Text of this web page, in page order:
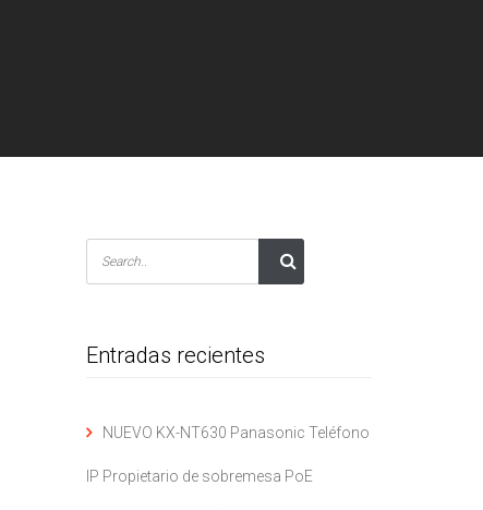
Entradas recientes
NUEVO KX-NT630 Panasonic Teléfono
IP Propietario de sobremesa PoE